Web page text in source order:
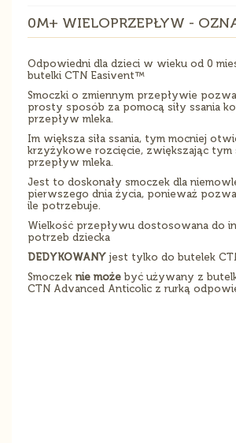
0M+ WIELOPRZEPŁYW -
Odpowiedni dla dzieci w wieku od 0
butelki CTN Easivent™
Smoczki o zmiennym przepływie
prosty sposób za pomocą siły ssania
przepływ mleka.
Im większa siła ssania, tym mocniej
krzyżykowe rozcięcie, zwiększając tym
przepływ mleka.
Jest to doskonały smoczek dla
pierwszego dnia życia, ponieważ
ile potrzebuje.
Wielkość przepływu dostosowana do
potrzeb dziecka
DEDYKOWANY jest tylko do butelek
Smoczek nie może być używany z
CTN Advanced Anticolic z rurką